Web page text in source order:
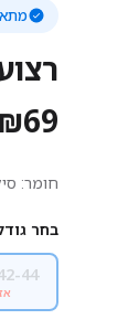
₪69
חומר:
בחר
44